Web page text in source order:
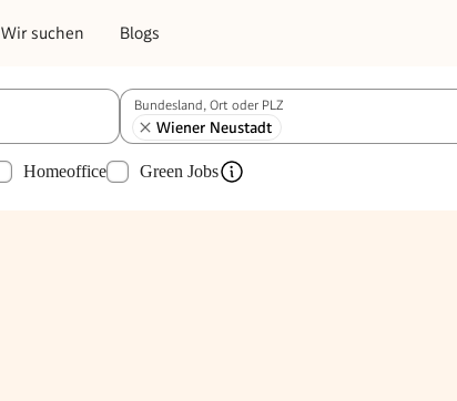
Wir suchen Blogs
Bundesland, Ort oder PLZ
Wiener Neustadt
Homeoffice Green Jobs